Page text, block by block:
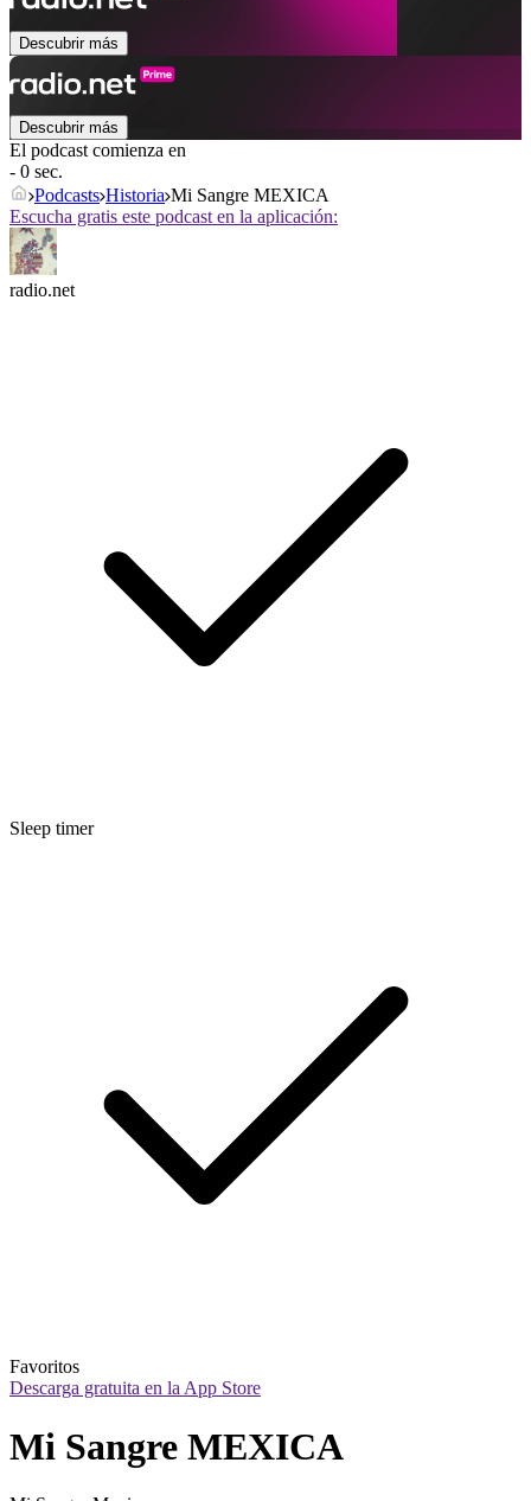
Descubrir más
Descubrir más
El podcast comienza en
- 0 sec.
Podcasts Historia Mi Sangre MEXICA
Escucha gratis este podcast en la aplicación:
radio.net
Sleep timer
Favoritos
Descarga gratuita en la App Store
Mi Sangre MEXICA